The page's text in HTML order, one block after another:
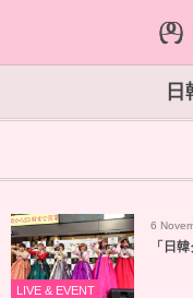
LIVE & EVENT
6
「日
ICHIJO AOI
PINK PLANET
HAJIRAI RESCUE JPN
Farout
NEWS&TOPIC
STREAMING
CONTENTS
MAINTENANCE